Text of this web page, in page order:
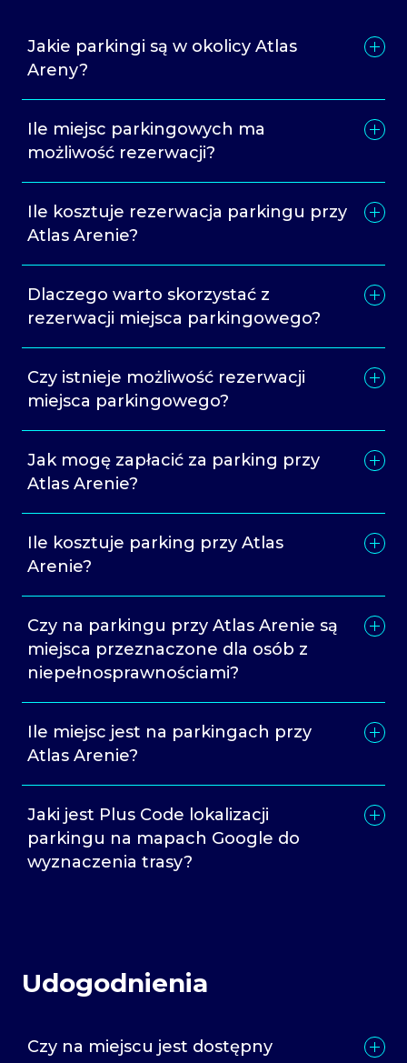
Jakie parkingi są w okolicy Atlas
Areny?
Ile miejsc parkingowych ma
możliwość rezerwacji?
Ile kosztuje rezerwacja parkingu przy
Atlas Arenie?
Dlaczego warto skorzystać z
rezerwacji miejsca parkingowego?
Czy istnieje możliwość rezerwacji
miejsca parkingowego?
Jak mogę zapłacić za parking przy
Atlas Arenie?
Ile kosztuje parking przy Atlas
Arenie?
Czy na parkingu przy Atlas Arenie są
miejsca przeznaczone dla osób z
niepełnosprawnościami?
Ile miejsc jest na parkingach przy
Atlas Arenie?
Jaki jest Plus Code lokalizacji
parkingu na mapach Google do
wyznaczenia trasy?
Udogodnienia
Czy na miejscu jest dostępny